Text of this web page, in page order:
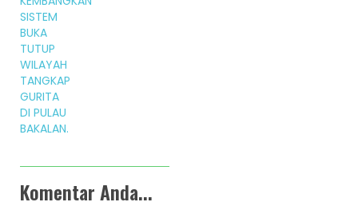
SISTEM
BUKA
TUTUP
WILAYAH
TANGKAP
GURITA
DI PULAU
BAKALAN.
Komentar Anda...